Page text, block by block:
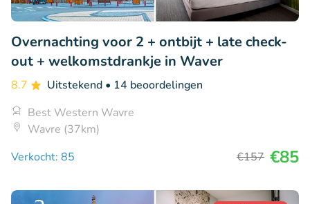
Overnachting voor 2 + ontbijt + late check-
out + welkomstdrankje in Waver
8.7 Uitstekend • 14 beoordelingen
Best Western Wavre
Wavre (37km)
Verkocht: 85
€157 €85